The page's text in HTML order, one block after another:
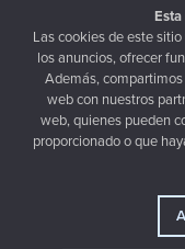
Las cookies de este
los anuncios, ofrecer
Además,
web con nuestros
web, quienes pueden
proporcionado o que